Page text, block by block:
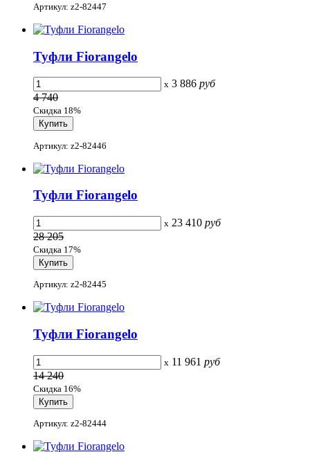
Артикул: z2-82447
Туфли Fiorangelo
x 3 886 руб
4 740
Скидка 18%
Артикул: z2-82446
Туфли Fiorangelo
x 23 410 руб
28 205
Скидка 17%
Артикул: z2-82445
Туфли Fiorangelo
x 11 961 руб
14 240
Скидка 16%
Артикул: z2-82444